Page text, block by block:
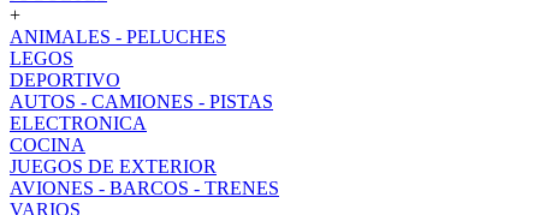
+
ANIMALES - PELUCHES
LEGOS
DEPORTIVO
AUTOS - CAMIONES - PISTAS
ELECTRONICA
COCINA
JUEGOS DE EXTERIOR
AVIONES - BARCOS - TRENES
VARIOS